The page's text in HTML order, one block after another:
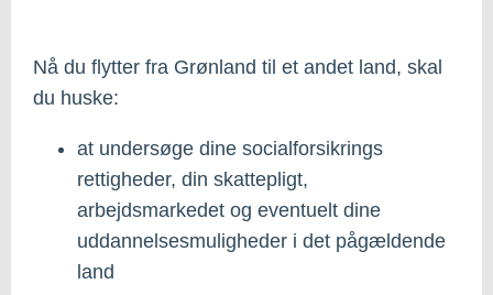
Nå du flytter fra Grønland til et andet land, skal
du huske:
at undersøge dine socialforsikrings
rettigheder, din skattepligt,
arbejdsmarkedet og eventuelt dine
uddannelsesmuligheder i det pågældende
land